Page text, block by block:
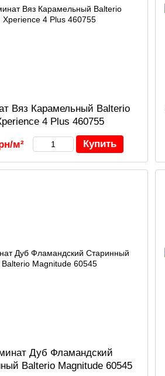
Вяз Карамельный Balterio
4 Plus 460755
м² Купить
Дуб Фламандский
Balterio Magnitude 60545